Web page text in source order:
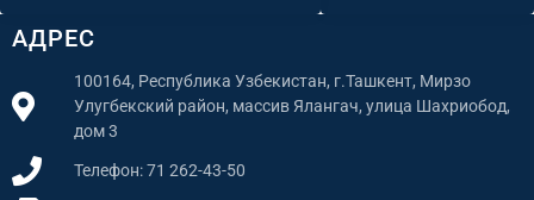
АДРЕС
100164, Республика Узбекистан, г.Ташкент, Мирзо
Улугбекский район, массив Ялангач, улица Шахриобод,
дом 3
Телефон: 71 262-43-50